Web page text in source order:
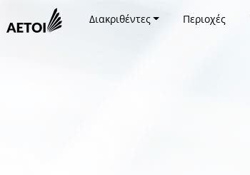
Διακριθέντες Περιοχές